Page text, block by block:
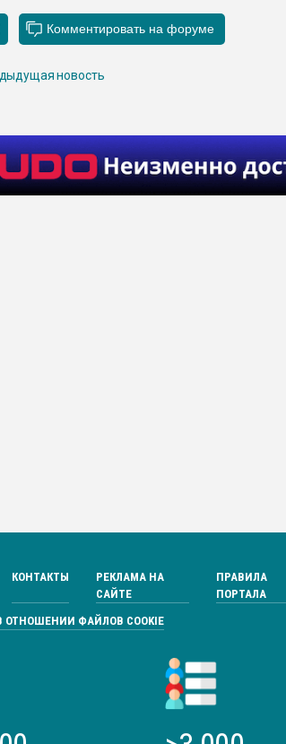
новость
КОНТАКТЫ
РЕКЛАМА НА
САЙТЕ
ПРАВИЛА
ПОРТАЛА
ОТНОШЕНИИ ФАЙЛОВ COOKIE